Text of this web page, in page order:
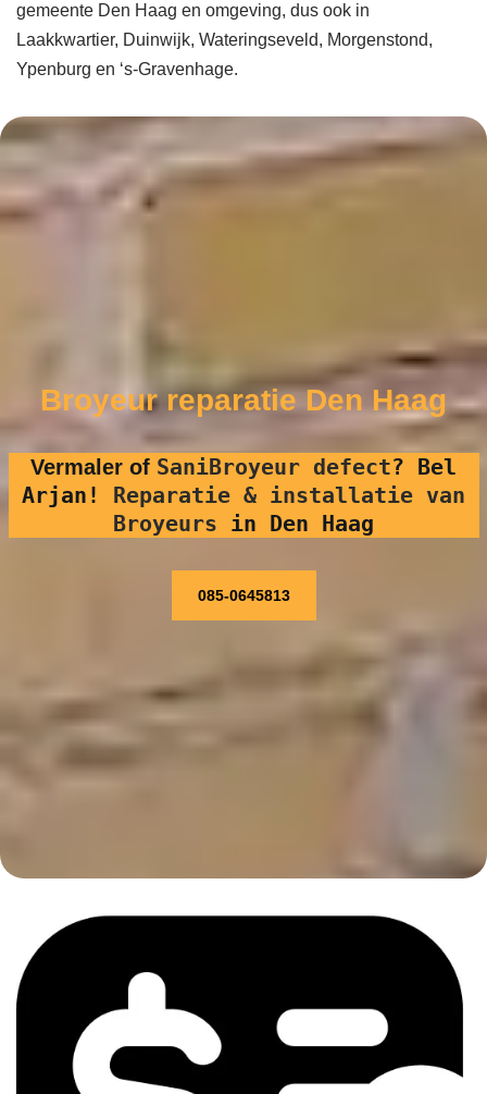
gemeente Den Haag en omgeving, dus ook in
Laakkwartier, Duinwijk, Wateringseveld, Morgenstond,
Ypenburg en ‘s-Gravenhage.
Broyeur reparatie Den Haag
Vermaler of SaniBroyeur defect? Bel
Arjan! Reparatie & installatie van
Broyeurs in Den Haag
085-0645813